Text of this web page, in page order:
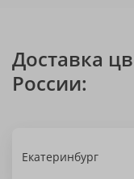
Доставка
России:
Екатеринбург